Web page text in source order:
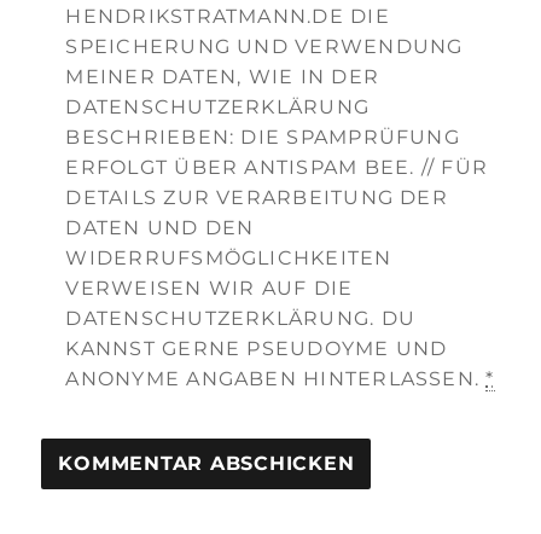
HENDRIKSTRATMANN.DE DIE
SPEICHERUNG UND VERWENDUNG
MEINER DATEN, WIE IN DER
DATENSCHUTZERKLÄRUNG
BESCHRIEBEN: DIE SPAMPRÜFUNG
ERFOLGT ÜBER ANTISPAM BEE. // FÜR
DETAILS ZUR VERARBEITUNG DER
DATEN UND DEN
WIDERRUFSMÖGLICHKEITEN
VERWEISEN WIR AUF DIE
DATENSCHUTZERKLÄRUNG. DU
KANNST GERNE PSEUDOYME UND
ANONYME ANGABEN HINTERLASSEN.*